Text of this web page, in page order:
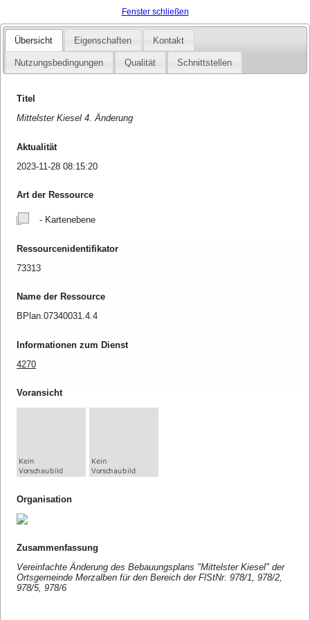
Fenster schließen
Übersicht Eigenschaften Kontakt
Nutzungsbedingungen Qualität Schnittstellen
Titel
Mittelster Kiesel 4. Änderung
Aktualität
2023-11-28 08:15:20
Art der Ressource
- Kartenebene
Ressourcenidentifikator
73313
Name der Ressource
BPlan.07340031.4.4
Informationen zum Dienst
4270
Voransicht
Organisation
Zusammenfassung
Vereinfachte Änderung des Bebauungsplans "Mittelster Kiesel" der
Ortsgemeinde Merzalben für den Bereich der FlStNr. 978/1, 978/2,
978/5, 978/6